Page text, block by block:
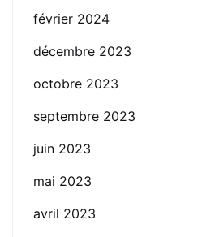
février 2024
décembre 2023
octobre 2023
septembre 2023
juin 2023
mai 2023
avril 2023